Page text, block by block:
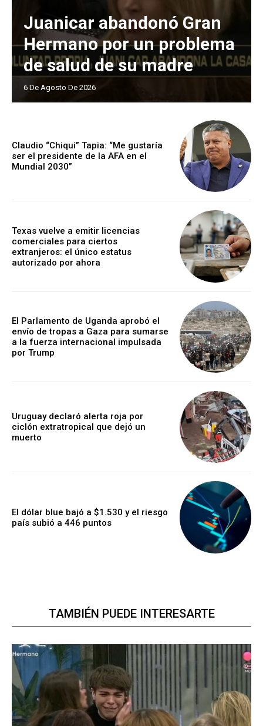
Juanicar abandonó Gran
Hermano por un problema
de salud de su madre
6 De Agosto De 2026
Claudio “Chiqui” Tapia: “Me gustaría
ser el presidente de la AFA en el
Mundial 2030”
Texas vuelve a emitir licencias
comerciales para ciertos
extranjeros: el único estatus
autorizado por ahora
El Parlamento de Uganda aprobó el
envío de tropas a Gaza para sumarse
a la fuerza internacional impulsada
por Trump
Uruguay declaró alerta roja por
ciclón extratropical que dejó un
muerto
El dólar blue bajó a $1.530 y el riesgo
país subió a 446 puntos
TAMBIÉN PUEDE INTERESARTE